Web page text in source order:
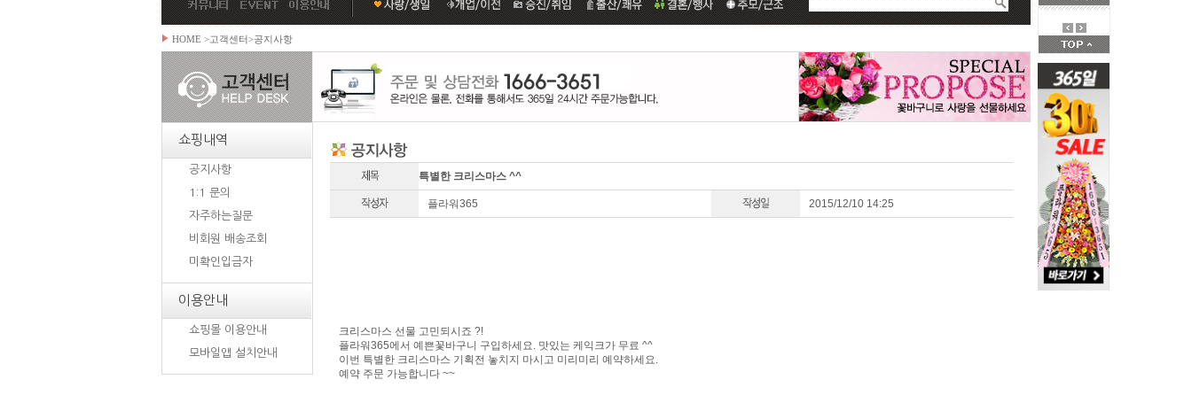
HOME >고객센터>공지사항
쇼핑내역
공지사항
1:1 문의
자주하는질문
비회원 배송조회
미확인입금자
이용안내
쇼핑몰 이용안내
모바일앱 설치안내
특별한 크리스마스 ^^
플라워365 2015/12/10 14:25
크리스마스 선물 고민되시죠 ?!
플라워365에서 예쁜꽃바구니 구입하세요. 맛있는 케익크가 무료 ^^
이번 특별한 크리스마스 기획전 놓치지 마시고 미리미리 예약하세요.
예약 주문 가능합니다 ~~